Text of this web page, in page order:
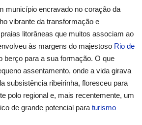
município encravado no coração da
vibrante da transformação e
litorâneas que muitos associam ao
às margens do majestoso Rio de
berço para a sua formação. O que
assentamento, onde a vida girava
subsistência ribeirinha, floresceu para
polo regional e, mais recentemente, um
de grande potencial paraturismo